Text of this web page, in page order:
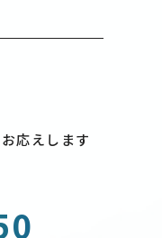
応えします